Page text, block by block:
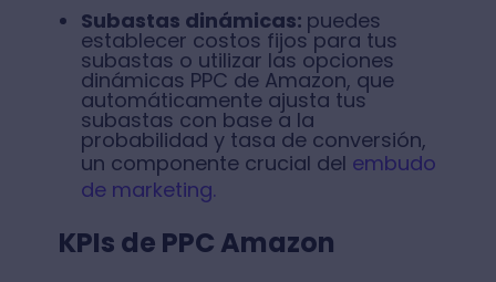
Subastas dinámicas: puedes
establecer costos fijos para tus
subastas o utilizar las opciones
dinámicas PPC de Amazon, que
automáticamente ajusta tus
subastas con base a la
probabilidad y tasa de conversión,
un componente crucial del embudo
de marketing.
KPIs de PPC Amazon